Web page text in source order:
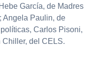
García, de Madres
Angela Paulin, de
Carlos Pisoni,
Chiller, del CELS.